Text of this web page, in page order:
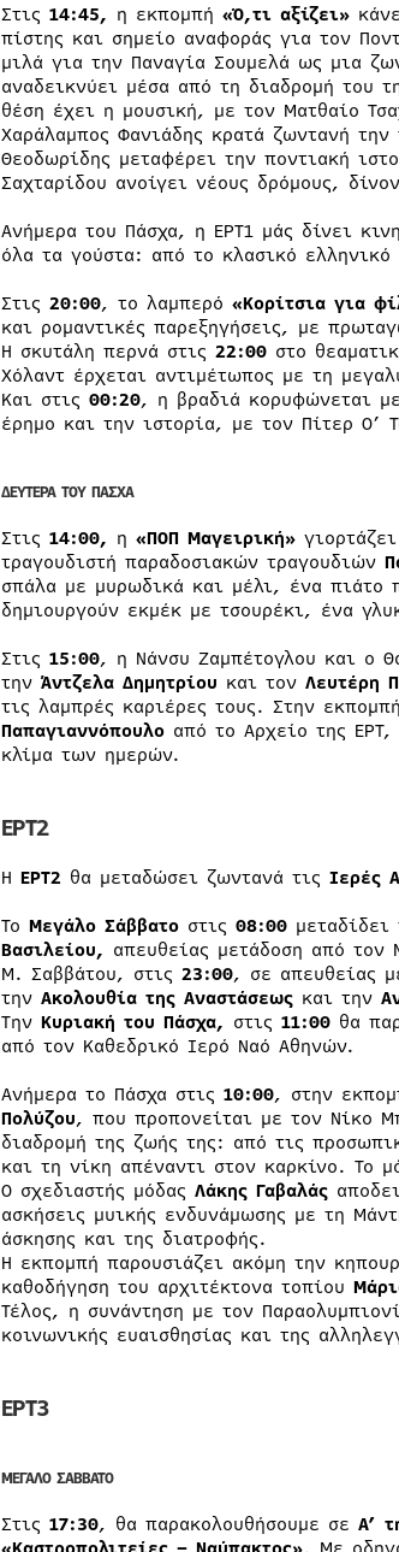
Στις 14:45, η εκπομπή «Ό,τι αξίζει»
πίστης και σημείο αναφοράς για τον
μιλά για την Παναγία Σουμελά ως μια
αναδεικνύει μέσα από τη διαδρομή του
θέση έχει η μουσική, με τον Ματθαίο
Χαράλαμπος Φανιάδης κρατά ζωντανή
Θεοδωρίδης μεταφέρει την ποντιακή
Σαχταρίδου ανοίγει νέους δρόμους,
Ανήμερα του Πάσχα, η ΕΡΤ1 μάς δίνει
όλα τα γούστα: από το κλασικό
Στις 20:00, το λαμπερό «Κορίτσια για
και ρομαντικές παρεξηγήσεις, με
Η σκυτάλη περνά στις 22:00στο
Χόλαντ έρχεται αντιμέτωπος με τη
Και στις 00:20, η βραδιά κορυφώνεται
έρημο και την ιστορία, με τον Πίτερ
ΔΕΥΤΕΡΑ ΤΟΥ ΠΑΣΧΑ
Στις 14:00, η «ΠΟΠ Μαγειρική»
τραγουδιστή παραδοσιακών τραγουδιών
σπάλα με μυρωδικά και μέλι, ένα πιάτο
δημιουργούν εκμέκ με τσουρέκι, ένα
Στις 15:00, η Νάνσυ Ζαμπέτογλου και ο
την Άντζελα Δημητρίου και τον Λευτέρη
τις λαμπρές καριέρες τους. Στην
Παπαγιαννόπουλοαπό το Αρχείο της ΕΡΤ,
κλίμα των ημερών.
ΕΡΤ2
Η ΕΡΤ2 θα μεταδώσει ζωντανά τις Ιερές
Το Μεγάλο Σάββατο στις 08:00 μεταδίδει
Βασιλείου, απευθείας μετάδοση από
Μ. Σαββάτου, στις 23:00, σε απευθείας
την Ακολουθία της Αναστάσεως και την
Την Κυριακή του Πάσχα, στις 11:00 θα
από τον Καθεδρικό Ιερό Ναό Αθηνών.
Ανήμερα το Πάσχα στις 10:00, στην
Πολύζου, που προπονείται με τον Νίκο
διαδρομή της ζωής της: από τις
και τη νίκη απέναντι στον καρκίνο. Το
Ο σχεδιαστής μόδας Λάκης Γαβαλάς
ασκήσεις μυικής ενδυνάμωσης με τη
άσκησης και της διατροφής.
Η εκπομπή παρουσιάζει ακόμη την
καθοδήγηση του αρχιτέκτονα τοπίου
Τέλος, η συνάντηση με τον
κοινωνικής ευαισθησίας και της
ΕΡΤ3
ΜΕΓΑΛΟ ΣΑΒΒΑΤΟ
Στις 17:30, θα παρακολουθήσουμε σε Α’